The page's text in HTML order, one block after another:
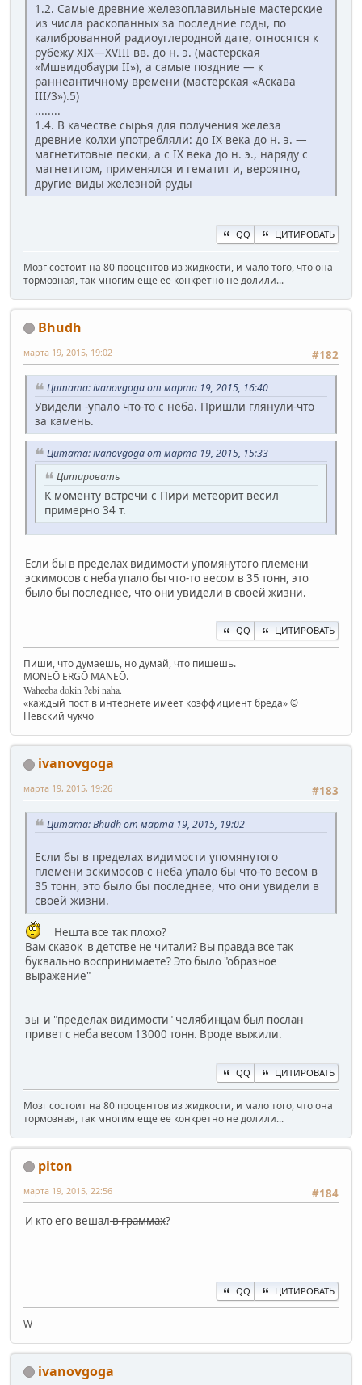
1.2. Самые древние железоплавильные мастерские
из числа раскопанных за последние годы, по
калиброванной радиоуглеродной дате, относятся к
рубежу XIX—XVIII вв. до н. э. (мастерская
«Мшвидобаури II»), а самые поздние — к
раннеантичному времени (мастерская «Аскава
III/3»).5)
........
1.4. В качестве сырья для получения железа
древние колхи употребляли: до IX века до н. э. —
магнетитовые пески, а с IX века до н. э., наряду с
магнетитом, применялся и гематит и, вероятно,
другие виды железной руды
QQ ЦИТИРОВАТЬ
Мозг состоит на 80 процентов из жидкости, и мало того, что она
тормозная, так многим еще ее конкретно не долили...
Bhudh
#182
марта 19, 2015, 19:02
Цитата: ivanovgoga от марта 19, 2015, 16:40
Увидели -упало что-то с неба. Пришли глянули-что
за камень.
Цитата: ivanovgoga от марта 19, 2015, 15:33
Цитировать
К моменту встречи с Пири метеорит весил
примерно 34 т.
Если бы в пределах видимости упомянутого племени
эскимосов с неба упало бы что-то весом в 35 тонн, это
было бы последнее, что они увидели в своей жизни.
QQ ЦИТИРОВАТЬ
Пиши, что думаешь, но думай, что пишешь.
MONEŌ ERGŌ MANEŌ.
Waheeba dokin ʔebi naha.
«каждый пост в интернете имеет коэффициент бреда» ©
Невский чукчо
ivanovgoga
#183
марта 19, 2015, 19:26
Цитата: Bhudh от марта 19, 2015, 19:02
Если бы в пределах видимости упомянутого
племени эскимосов с неба упало бы что-то весом в
35 тонн, это было бы последнее, что они увидели в
своей жизни.
Нешта все так плохо?
Вам сказок в детстве не читали? Вы правда все так
буквально воспринимаете? Это было "образное
выражение"
зы и "пределах видимости" челябинцам был послан
привет с неба весом 13000 тонн. Вроде выжили.
QQ ЦИТИРОВАТЬ
Мозг состоит на 80 процентов из жидкости, и мало того, что она
тормозная, так многим еще ее конкретно не долили...
piton
#184
марта 19, 2015, 22:56
И кто его вешалв граммах?
QQ ЦИТИРОВАТЬ
W
ivanovgoga